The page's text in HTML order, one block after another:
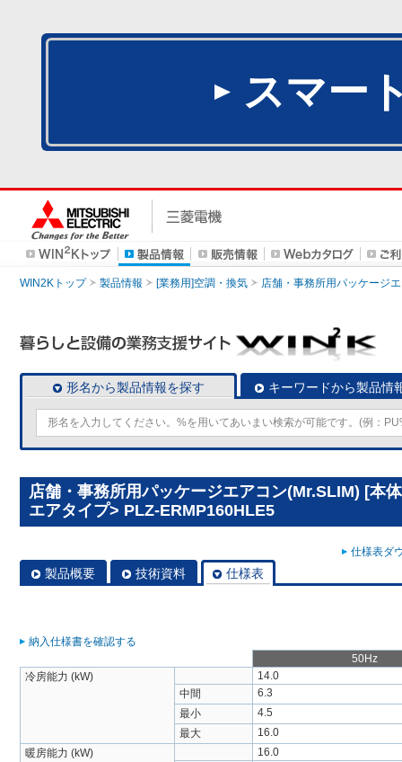
スマー
WIN2Kトップ 製品情報 [業務用]空調・換気 店舗・事務所用パッケージ
形名から製品情報を探す キーワードから製品情
店舗・事務所用パッケージエアコン(Mr.SLIM) [本
エアタイプ> PLZ-ERMP160HLE5
仕様表ダ
製品概要 技術資料 仕様表
納入仕様書を確認する
50Hz
冷房能力 (kW)
14.0
中間
6.3
最小
4.5
最大
16.0
暖房能力 (kW)
16.0